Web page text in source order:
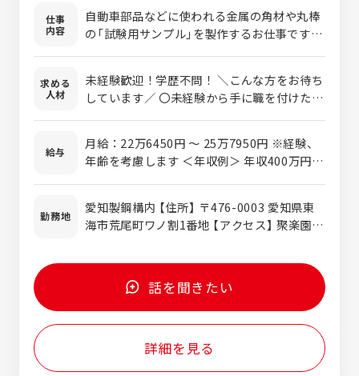
仕事
内容
自動車部品などに使われる金属の角材や丸棒
の「試験用サンプル」を製作するお仕事です。
会社費用負担で取得いただけます。 ＜具体的
には…＞ ・金属の角材や丸棒のカット（機械
使用） ・専用設備によるその他加工 ＜作業の
流れ例＞ 角材・丸棒の搬入→切断→出荷 ＜
担当した製品は…＞ 検査を合格した角材や丸
流れ…＞ ・20名程の職場で適性を見て配置
を決定！ ・安全等の基礎知識や基本を学ぶ
豊商事株式会社での採用となります
求める
人材
未経験歓迎！学歴不問！ ＼こんな方をお待ち
しています／ 〇未経験から手に職を付けたい
転勤なく長く地元で働きたい方
給与
月給：22万6450円 〜 25万7950円 ※経験、
年齢を考慮します ＜年収例＞ 年収400万円以
勤務地
愛知製鋼構内 【住所】 〒476-0003 愛知県東
海市荒尾町ワノ割1番地 【アクセス】 聚楽園駅
話を聞きたい
詳細を見る